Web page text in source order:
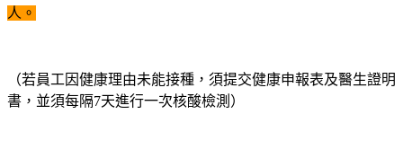
人。
（若員工因健康理由未能接種，須提交健康申報表及醫生證明
書，並須每隔7天進行一次核酸檢測）